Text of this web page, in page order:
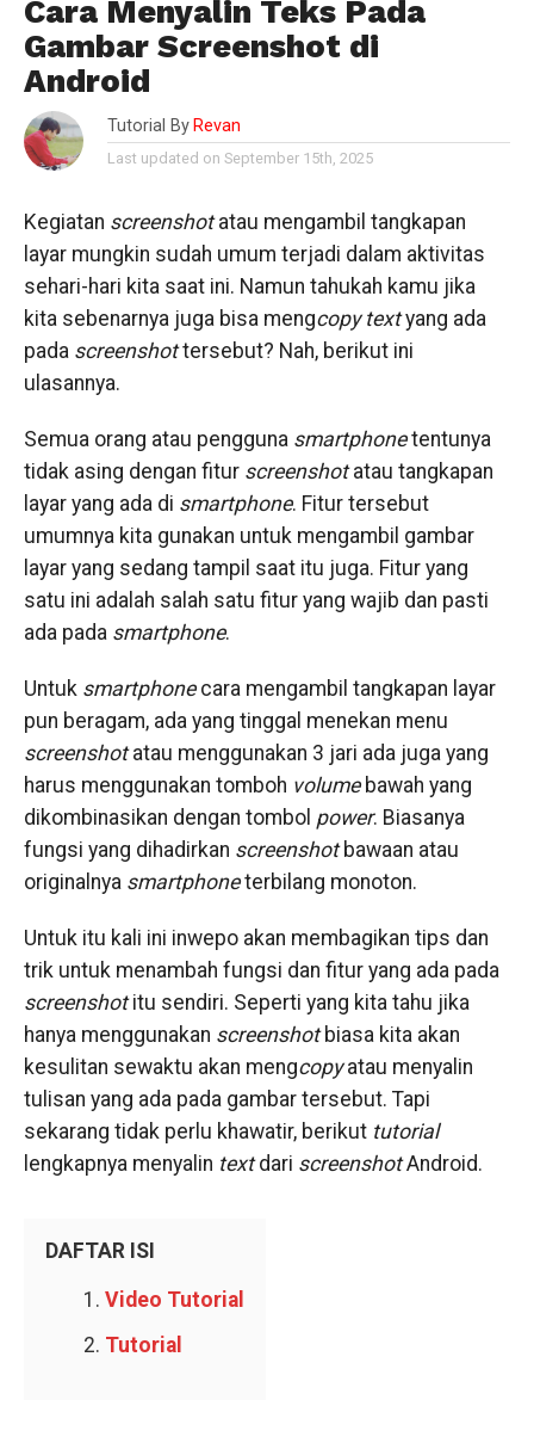
Cara Menyalin Teks Pada
Gambar Screenshot di
Android
Tutorial By Revan
Last updated on September 15th, 2025
Kegiatan screenshotatau mengambil tangkapan
layar mungkin sudah umum terjadi dalam aktivitas
sehari-hari kita saat ini. Namun tahukah kamu jika
kita sebenarnya juga bisa mengcopy textyang ada
pada screenshottersebut? Nah, berikut ini
ulasannya.
Semua orang atau pengguna smartphonetentunya
tidak asing dengan fitur screenshotatau tangkapan
layar yang ada di smartphone. Fitur tersebut
umumnya kita gunakan untuk mengambil gambar
layar yang sedang tampil saat itu juga. Fitur yang
satu ini adalah salah satu fitur yang wajib dan pasti
ada pada smartphone.
Untuk smartphonecara mengambil tangkapan layar
pun beragam, ada yang tinggal menekan menu
screenshotatau menggunakan 3 jari ada juga yang
harus menggunakan tomboh volumebawah yang
dikombinasikan dengan tombol power. Biasanya
fungsi yang dihadirkan screenshotbawaan atau
originalnya smartphoneterbilang monoton.
Untuk itu kali ini inwepo akan membagikan tips dan
trik untuk menambah fungsi dan fitur yang ada pada
screenshotitu sendiri. Seperti yang kita tahu jika
hanya menggunakan screenshotbiasa kita akan
kesulitan sewaktu akan mengcopyatau menyalin
tulisan yang ada pada gambar tersebut. Tapi
sekarang tidak perlu khawatir, berikut tutorial
lengkapnya menyalin textdari screenshotAndroid.
DAFTAR ISI
Video Tutorial
Tutorial